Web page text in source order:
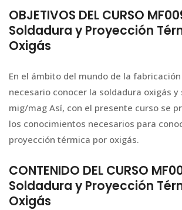
OBJETIVOS DEL CURSO
Soldadura y Proyección
Oxigás
En el ámbito del mundo de la
necesario conocer la soldadura oxigás y
mig/mag Así, con el presente curso se
los conocimientos necesarios para
proyección térmica por oxigás.
CONTENIDO DEL CURSO
Soldadura y Proyección
Oxigás